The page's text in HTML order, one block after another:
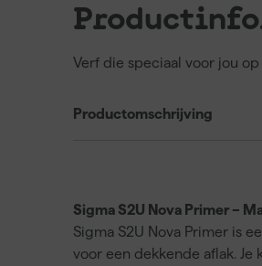
Verf die speciaal voor jou
Productomschrijving
Sigma S2U Nova Primer –
Sigma S2U Nova Primer is
voor een dekkende aflak.